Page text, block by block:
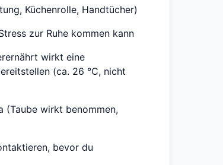
Küchenrolle, Handtücher)
zur Ruhe kommen kann
wirkt eine
(ca. 26 °C, nicht
(Taube wirkt benommen,
bevor du